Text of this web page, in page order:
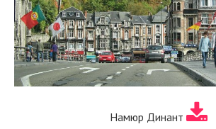
Намюр Динант